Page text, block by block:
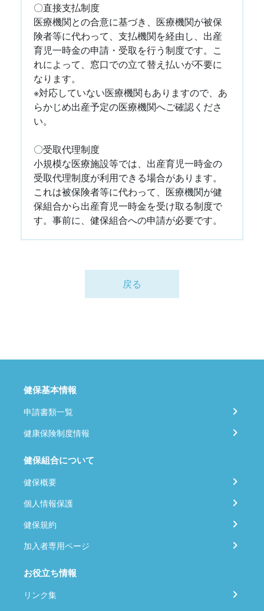
〇直接支払制度
医療機関との合意に基づき、医療機関が被保
険者等に代わって、支払機関を経由し、出産
育児一時金の申請・受取を行う制度です。こ
れによって、窓口での立て替え払いが不要に
なります。
※対応していない医療機関もありますので、あ
らかじめ出産予定の医療機関へご確認くださ
い。
〇受取代理制度
小規模な医療施設等では、出産育児一時金の
受取代理制度が利用できる場合があります。
これは被保険者等に代わって、医療機関が健
保組合から出産育児一時金を受け取る制度で
す。事前に、健保組合への申請が必要です。
戻る
健保基本情報
申請書類一覧
健康保険制度情報
健保組合について
健保概要
個人情報保護
健保規約
加入者専用ページ
お役立ち情報
リンク集